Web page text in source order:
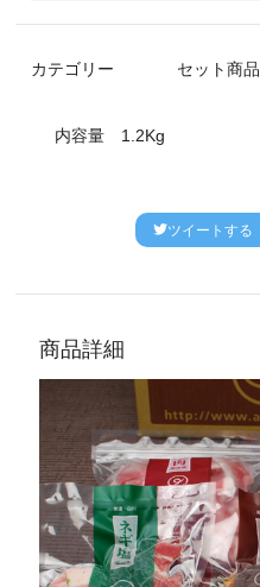
カテゴリー セット商品
内容量 1.2Kg
ツイートする
商品詳細